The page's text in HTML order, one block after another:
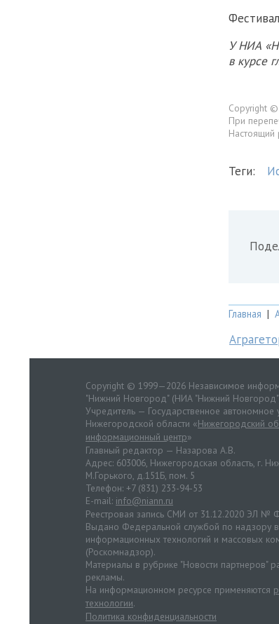
У НИА
в курсе
Copyright
При
Настоящий
Теги:
Главная |
Copyright © 1999—2026 Независимое
"Нижний Новгород" (НИА "Нижний
Учредитель — Государственное автономное
Нижегородской области «Нижегородский
информационный центр»
Главный редактор — Назарова А.В.
Адрес: 603006, Нижегородская область, г.
М.Горького, д.151Б, пом. 5
Телефон: +7 (831) 233-94-53
E-mail: info@niann.ru
Реестровая запись СМИ от 31.12.2020 ЭЛ №
Выдано Федеральной службой по надзору в
информационных технологий и массовых
(Роскомнадзор).
Материалы в рубрике "Новости партнеров"
рекламы.
На информационном ресурсе применяются
технологии.
Политика конфиденциальности